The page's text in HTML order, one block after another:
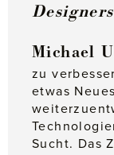
Michael
zu
etwas
Sucht. Das